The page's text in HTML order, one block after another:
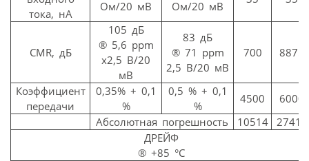
тока, нА
Ом/20 мВ
Ом/20 мВ
CMR, дБ
105 дБ
®5,6 ppm
x2,5 В/20
мВ
83 дБ
®71 ppm
2,5 В/20 мВ
700 8875
Коэффициент
передачи
0,35% + 0,1
%
0,5 % + 0,1
%
4500
6000
Абсолютная погрешность
10514
27410
ДРЕЙФ
® +85 °C